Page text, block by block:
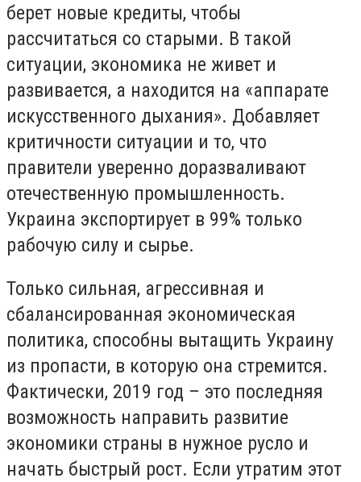
берет новые кредиты, чтобы
рассчитаться со старыми. В такой
ситуации, экономика не живет и
развивается, а находится на «аппарате
искусственного дыхания». Добавляет
критичности ситуации и то, что
правители уверенно доразваливают
отечественную промышленность.
Украина экспортирует в 99% только
рабочую силу и сырье.
Только сильная, агрессивная и
сбалансированная экономическая
политика, способны вытащить Украину
из пропасти, в которую она стремится.
Фактически, 2019 год – это последняя
возможность направить развитие
экономики страны в нужное русло и
начать быстрый рост. Если утратим этот